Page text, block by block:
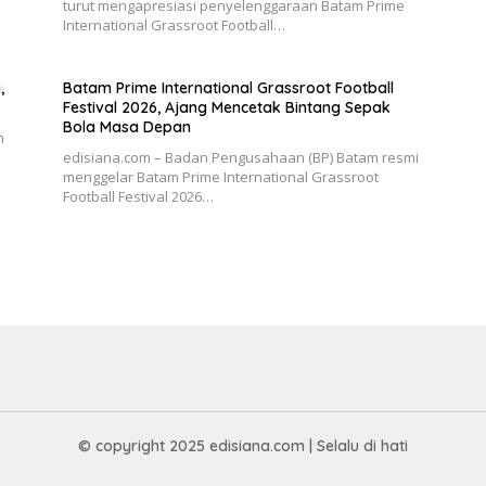
turut mengapresiasi penyelenggaraan Batam Prime
International Grassroot Football…
Batam Prime International Grassroot Football
Festival 2026, Ajang Mencetak Bintang Sepak
Bola Masa Depan
edisiana.com – Badan Pengusahaan (BP) Batam resmi
menggelar Batam Prime International Grassroot
Football Festival 2026…
© copyright 2025 edisiana.com | Selalu di hati